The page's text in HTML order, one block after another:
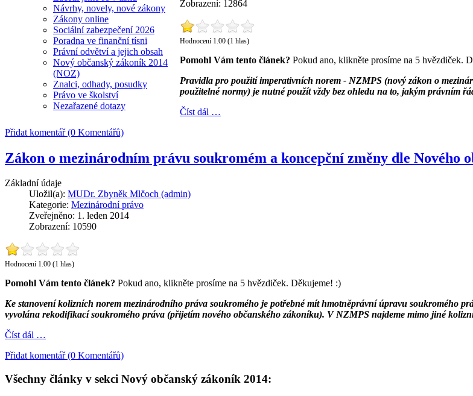
Návrhy, novely, nové zákony
Zákony online
Sociální zabezpečení 2026
Poradna ve finanční tísni
Právní odvětví a jejich obsah
Nový občanský zákoník 2014
(NOZ)
Znalci, odhady, posudky
Právo ve školství
Nezařazené dotazy
Zobrazení: 12864
Hodnocení 1.00 (1 hlas)
Pomohl Vám tento článek? Pokud ano, klikněte prosíme na 5 hvězdiček.
Pravidla pro použití imperativních norem - NZMPS (nový zákon o
použitelné normy) je nutné použít vždy bez ohledu na to, jakým právním
Číst dál …
Přidat komentář (0 Komentářů)
Zákon o mezinárodním právu soukromém a koncepční změny dle Nového
Základní údaje
Uložil(a): MUDr. Zbyněk Mlčoch (admin)
Kategorie: Mezinárodní právo
Zveřejněno: 1. leden 2014
Zobrazení: 10590
Hodnocení 1.00 (1 hlas)
Pomohl Vám tento článek? Pokud ano, klikněte prosíme na 5 hvězdiček. Děkujeme! :)
Ke stanovení kolizních norem mezinárodního práva soukromého je potřebné mít hmotněprávní úpravu soukromého
vyvolána rekodifikací soukromého práva (přijetím nového občanského zákoníku). V NZMPS najdeme mimo jiné
Číst dál …
Přidat komentář (0 Komentářů)
Všechny články v sekci Nový občanský zákoník 2014: